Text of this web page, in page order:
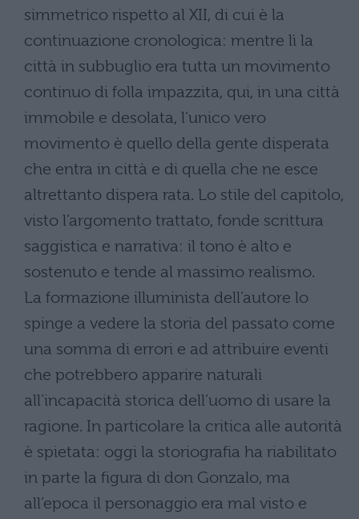
simmetrico rispetto al XII, di cui è la
continuazione cronologica: mentre lì la
città in subbuglio era tutta un movimento
continuo di folla impazzita, qui, in una città
immobile e desolata, l’unico vero
movimento è quello della gente disperata
che entra in città e di quella che ne esce
altrettanto dispera rata. Lo stile del capitolo,
visto l’argomento trattato, fonde scrittura
saggistica e narrativa: il tono è alto e
sostenuto e tende al massimo realismo.
La formazione illuminista dell’autore lo
spinge a vedere la storia del passato come
una somma di errori e ad attribuire eventi
che potrebbero apparire naturali
all’incapacità storica dell’uomo di usare la
ragione. In particolare la critica alle autorità
è spietata: oggi la storiografia ha riabilitato
in parte la figura di don Gonzalo, ma
all’epoca il personaggio era mal visto e